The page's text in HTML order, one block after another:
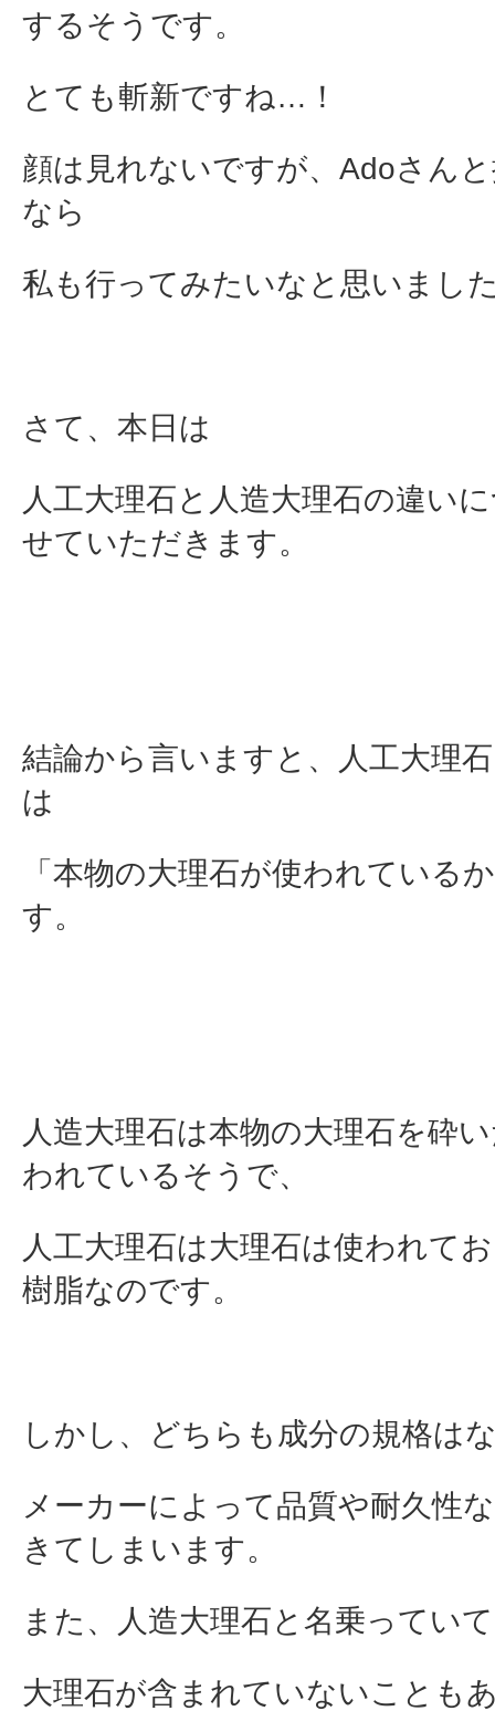
するそうです。
とても斬新ですね…！
顔は見れないですが、Adoさん
なら
私も行ってみたいなと思いまし
さて、本日は
人工大理石と人造大理石の違い
せていただきます。
結論から言いますと、人工大理
は
「本物の大理石が使われている
す。
人造大理石は本物の大理石を砕
われているそうで、
人工大理石は大理石は使われて
樹脂なのです。
しかし、どちらも成分の規格は
メーカーによって品質や耐久性
きてしまいます。
また、人造大理石と名乗ってい
大理石が含まれていないことも